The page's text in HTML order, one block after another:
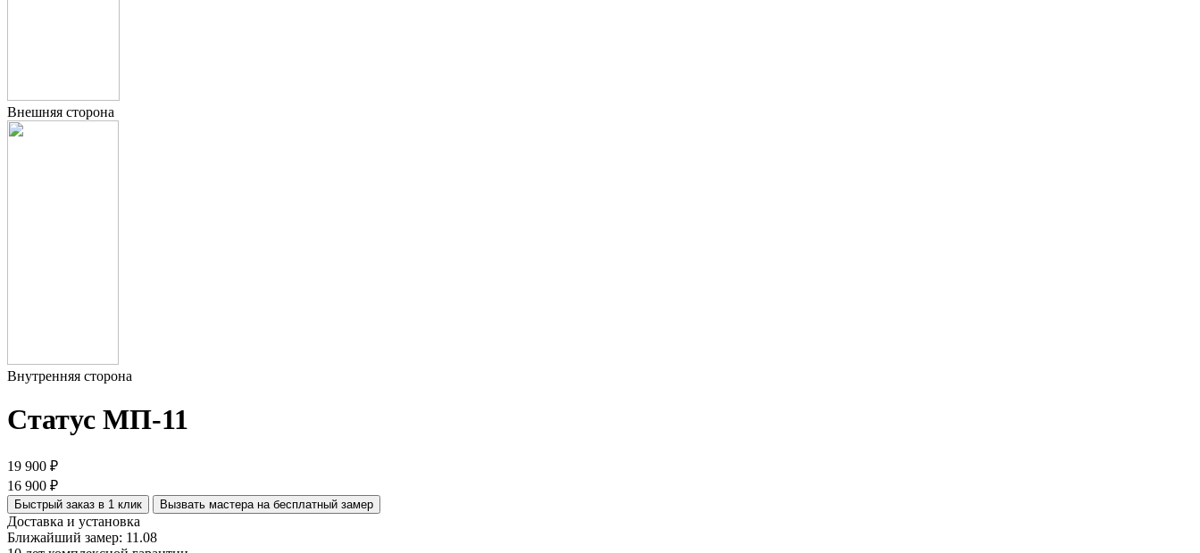
Внешняя сторона
Внутренняя сторона
Статус МП-11
19 900 ₽
16 900 ₽
Быстрый заказ в 1 клик Вызвать мастера на бесплатный замер
Доставка и установка
Ближайший замер: 11.08